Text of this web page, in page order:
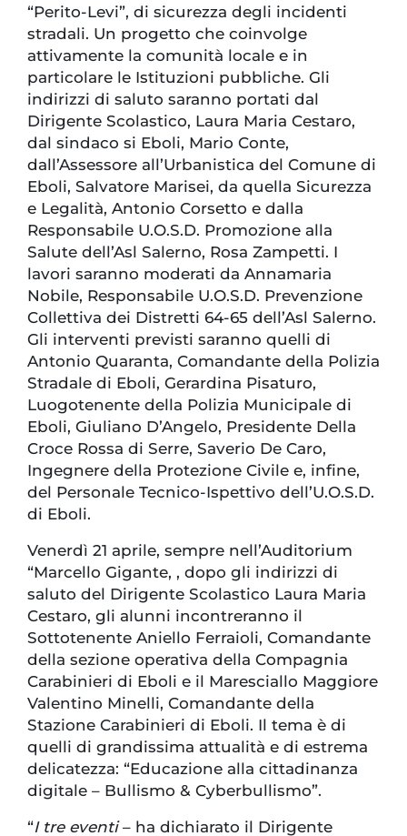
“Perito-Levi”, di sicurezza degli incidenti
stradali. Un progetto che coinvolge
attivamente la comunità locale e in
particolare le Istituzioni pubbliche. Gli
indirizzi di saluto saranno portati dal
Dirigente Scolastico, Laura Maria Cestaro,
dal sindaco si Eboli, Mario Conte,
dall’Assessore all’Urbanistica del Comune di
Eboli, Salvatore Marisei, da quella Sicurezza
e Legalità, Antonio Corsetto e dalla
Responsabile U.O.S.D. Promozione alla
Salute dell’Asl Salerno, Rosa Zampetti. I
lavori saranno moderati da Annamaria
Nobile, Responsabile U.O.S.D. Prevenzione
Collettiva dei Distretti 64-65 dell’Asl Salerno.
Gli interventi previsti saranno quelli di
Antonio Quaranta, Comandante della Polizia
Stradale di Eboli, Gerardina Pisaturo,
Luogotenente della Polizia Municipale di
Eboli, Giuliano D’Angelo, Presidente Della
Croce Rossa di Serre, Saverio De Caro,
Ingegnere della Protezione Civile e, infine,
del Personale Tecnico-Ispettivo dell’U.O.S.D.
di Eboli.
Venerdì 21 aprile, sempre nell’Auditorium
“Marcello Gigante, , dopo gli indirizzi di
saluto del Dirigente Scolastico Laura Maria
Cestaro, gli alunni incontreranno il
Sottotenente Aniello Ferraioli, Comandante
della sezione operativa della Compagnia
Carabinieri di Eboli e il Maresciallo Maggiore
Valentino Minelli, Comandante della
Stazione Carabinieri di Eboli. Il tema è di
quelli di grandissima attualità e di estrema
delicatezza: “Educazione alla cittadinanza
digitale – Bullismo & Cyberbullismo”.
“I tre eventi– ha dichiarato il Dirigente